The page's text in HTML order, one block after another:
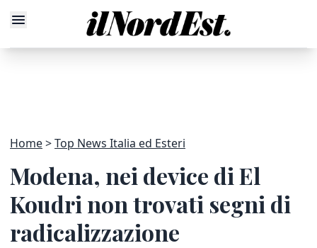
Home Top News Italia ed Esteri
Modena, nei device di El
Koudri non trovati segni di
radicalizzazione